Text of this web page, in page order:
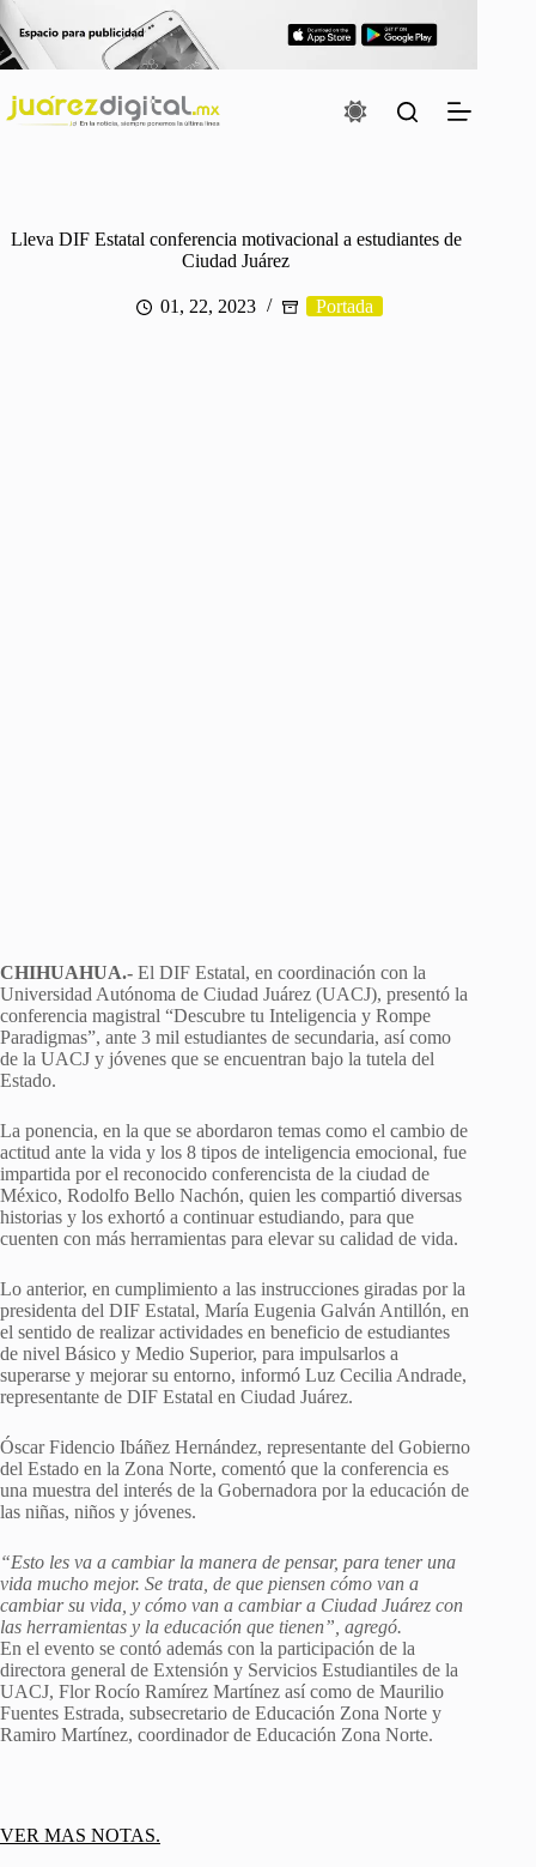
Saltar
al
contenido
Lleva DIF Estatal conferencia motivacional a estudiantes de
Ciudad Juárez
01, 22, 2023 Portada
CHIHUAHUA.- El DIF Estatal, en coordinación con la
Universidad Autónoma de Ciudad Juárez (UACJ), presentó la
conferencia magistral “Descubre tu Inteligencia y Rompe
Paradigmas”, ante 3 mil estudiantes de secundaria, así como
de la UACJ y jóvenes que se encuentran bajo la tutela del
Estado.
La ponencia, en la que se abordaron temas como el cambio de
actitud ante la vida y los 8 tipos de inteligencia emocional, fue
impartida por el reconocido conferencista de la ciudad de
México, Rodolfo Bello Nachón, quien les compartió diversas
historias y los exhortó a continuar estudiando, para que
cuenten con más herramientas para elevar su calidad de vida.
Lo anterior, en cumplimiento a las instrucciones giradas por la
presidenta del DIF Estatal, María Eugenia Galván Antillón, en
el sentido de realizar actividades en beneficio de estudiantes
de nivel Básico y Medio Superior, para impulsarlos a
superarse y mejorar su entorno, informó Luz Cecilia Andrade,
representante de DIF Estatal en Ciudad Juárez.
Óscar Fidencio Ibáñez Hernández, representante del Gobierno
del Estado en la Zona Norte, comentó que la conferencia es
una muestra del interés de la Gobernadora por la educación de
las niñas, niños y jóvenes.
“Esto les va a cambiar la manera de pensar, para tener una
vida mucho mejor. Se trata, de que piensen cómo van a
cambiar su vida, y cómo van a cambiar a Ciudad Juárez con
las herramientas y la educación que tienen”, agregó.
En el evento se contó además con la participación de la
directora general de Extensión y Servicios Estudiantiles de la
UACJ, Flor Rocío Ramírez Martínez así como de Maurilio
Fuentes Estrada, subsecretario de Educación Zona Norte y
Ramiro Martínez, coordinador de Educación Zona Norte.
VER MAS NOTAS.